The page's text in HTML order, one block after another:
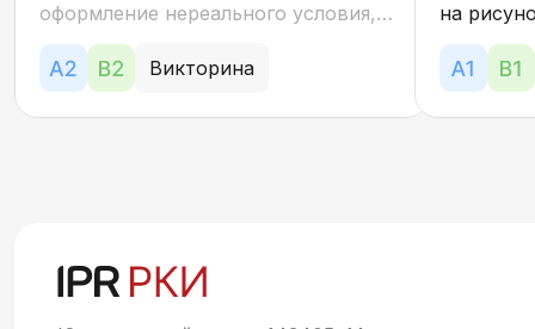
оформление нереального условия,
отвечаем на вопросы и узнаем
лучше себя и своих друзей.
Викторина
на
дома,
В музее